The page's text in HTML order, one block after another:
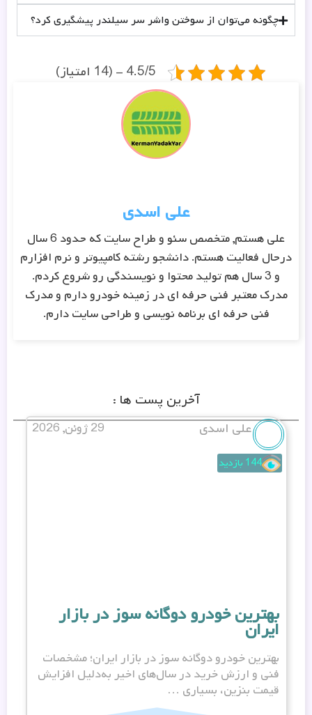
چگونه می‌توان از سوختن واشر سر سیلندر پیشگیری کرد؟
4.5/5 - (14 امتیاز)
علی اسدی
علی هستم, متخصص سئو و طراح سایت که حدود 6 سال
درحال فعالیت هستم. دانشجو رشته کامپیوتر و نرم افزارم
و 3 سال هم تولید محتوا و نویسندگی رو شروع کردم.
مدرک معتبر فنی حرفه ای در زمینه خودرو دارم و مدرک
فنی حرفه ای برنامه نویسی و طراحی سایت دارم.
آخرین پست ها :
علی اسدی 29 ژوئن, 2026
144 بازدید
بهترین خودرو دوگانه سوز در بازار
ایران
بهترین خودرو دوگانه سوز در بازار ایران؛ مشخصات
فنی و ارزش خرید در سال‌های اخیر به‌دلیل افزایش
قیمت بنزین، بسیاری …